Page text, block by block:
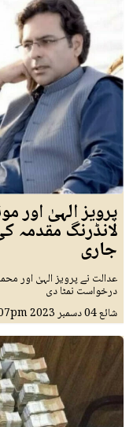
پرویز الہیٰ
لانڈرنگ
جاری
عدالت نے پرویز الہیٰ اور
درخواست نمٹا دی
شائع04 دسمبر 2023